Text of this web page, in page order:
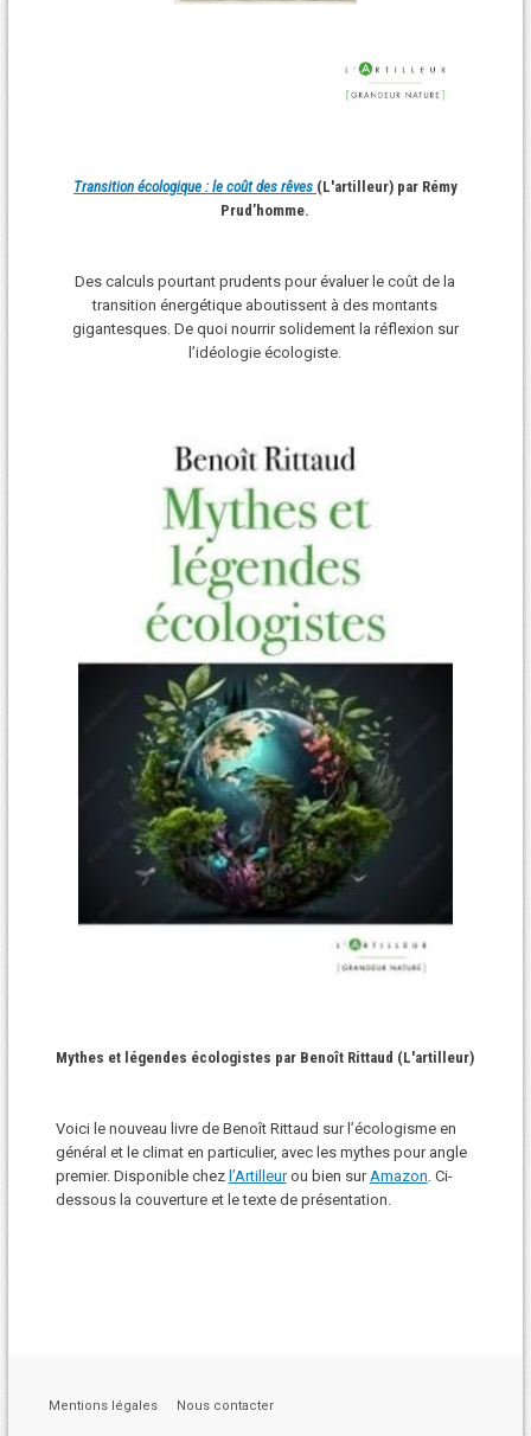
Transition écologique : le coût des rêves (L'artilleur) par Rémy
Prud’homme.
Des calculs pourtant prudents pour évaluer le coût de la
transition énergétique aboutissent à des montants
gigantesques. De quoi nourrir solidement la réflexion sur
l’idéologie écologiste.
Mythes et légendes écologistes par Benoît Rittaud (L'artilleur)
Voici le nouveau livre de Benoît Rittaud sur l’écologisme en
général et le climat en particulier, avec les mythes pour angle
premier. Disponible chez l’Artilleurou bien sur Amazon . Ci-
dessous la couverture et le texte de présentation.
Mentions légales Nous contacter